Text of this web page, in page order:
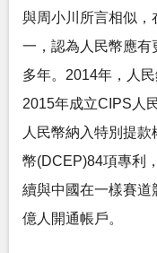
與周小川所言相似，
一，認為人民幣應有
多年。2014年，人
2015年成立CIPS人
人民幣納入特別提
幣(DCEP)84項專利
續與中國在一樣賽道
億人開通帳戶。